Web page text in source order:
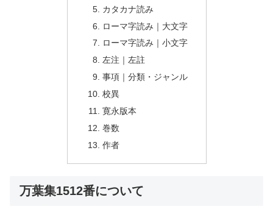
カタカナ読み
ローマ字読み｜大文字
ローマ字読み｜小文字
左注｜左註
事項｜分類・ジャンル
校異
寛永版本
巻数
作者
万葉集1512番について